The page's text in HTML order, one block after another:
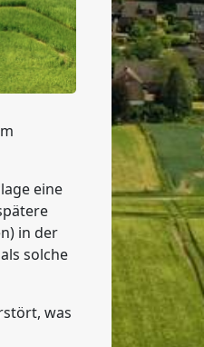
eine
in der
solche
was